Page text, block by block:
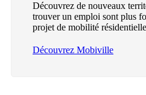
Découvrez de nouveaux
trouver un emploi sont plus
projet de mobilité résidentielle
Découvrez Mobiville